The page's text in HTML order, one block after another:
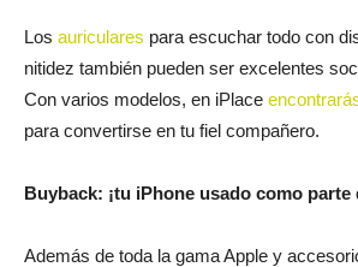
Los auriculares para escuchar todo con
nitidez también pueden ser excelentes
Con varios modelos, en iPlace
para convertirse en tu fiel compañero.
Buyback: ¡tu iPhone usado como parte
Además de toda la gama Apple y